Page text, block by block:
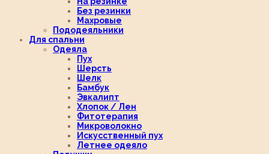
Без резинки
Махровые
Пододеяльники
Для спальни
Одеяла
Пух
Шерсть
Шелк
Бамбук
Эвкалипт
Хлопок / Лен
Фитотерапия
Микроволокно
Искусственный пух
Летнее одеяло